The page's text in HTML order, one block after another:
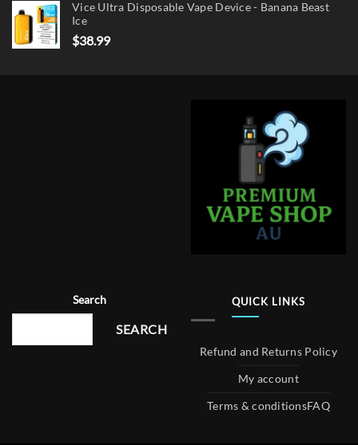
Vice Ultra Disposable Vape Device - Banana Beast
Ice
$38.99
Search
SEARCH
QUICK LINKS
Refund and Returns Policy
My account
Terms & conditionsFAQ